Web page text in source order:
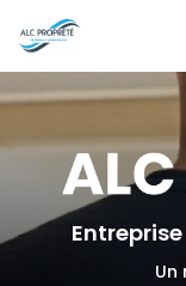
au
contenu
principal
Un